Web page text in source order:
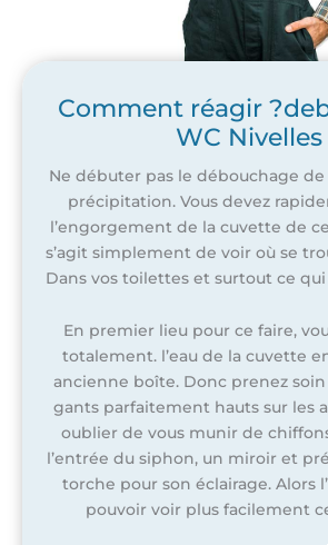
Comment réagir
WC Nivelles
Ne débuter pas le débouchage de
précipitation. Vous devez
l’engorgement de la cuvette de
s’agit simplement de voir où se
Dans vos toilettes et surtout ce qui
En premier lieu pour ce faire,
totalement. l’eau de la cuvette
ancienne boîte. Donc prenez
gants parfaitement hauts sur les
oublier de vous munir de
l’entrée du siphon, un miroir et
torche pour son éclairage. Alors
pouvoir voir plus facilement